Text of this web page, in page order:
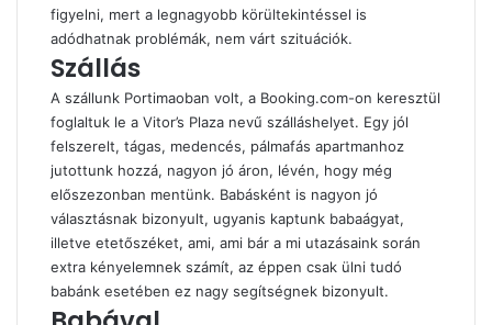
figyelni, mert a legnagyobb körültekintéssel is
adódhatnak problémák, nem várt szituációk.
Szállás
A szállunk Portimaoban volt, a Booking.com-on keresztül
foglaltuk le a Vitor’s Plaza nevű szálláshelyet. Egy jól
felszerelt, tágas, medencés, pálmafás apartmanhoz
jutottunk hozzá, nagyon jó áron, lévén, hogy még
előszezonban mentünk. Babásként is nagyon jó
választásnak bizonyult, ugyanis kaptunk babaágyat,
illetve etetőszéket, ami, ami bár a mi utazásaink során
extra kényelemnek számít, az éppen csak ülni tudó
babánk esetében ez nagy segítségnek bizonyult.